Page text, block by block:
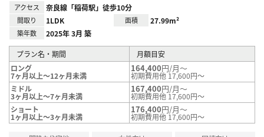
アクセス 奈良線「稲荷駅」徒歩10分
間取り 1LDK 面積 27.99m²
築年数 2025年 3月 築
プラン名・期間
月額目安
ロング
7ヶ月以上～12ヶ月未満
164,400円/月～
初期費用他 17,600円～
ミドル
3ヶ月以上～7ヶ月未満
167,400円/月～
初期費用他 17,600円～
ショート
1ヶ月以上～3ヶ月未満
176,400円/月～
初期費用他 17,600円～